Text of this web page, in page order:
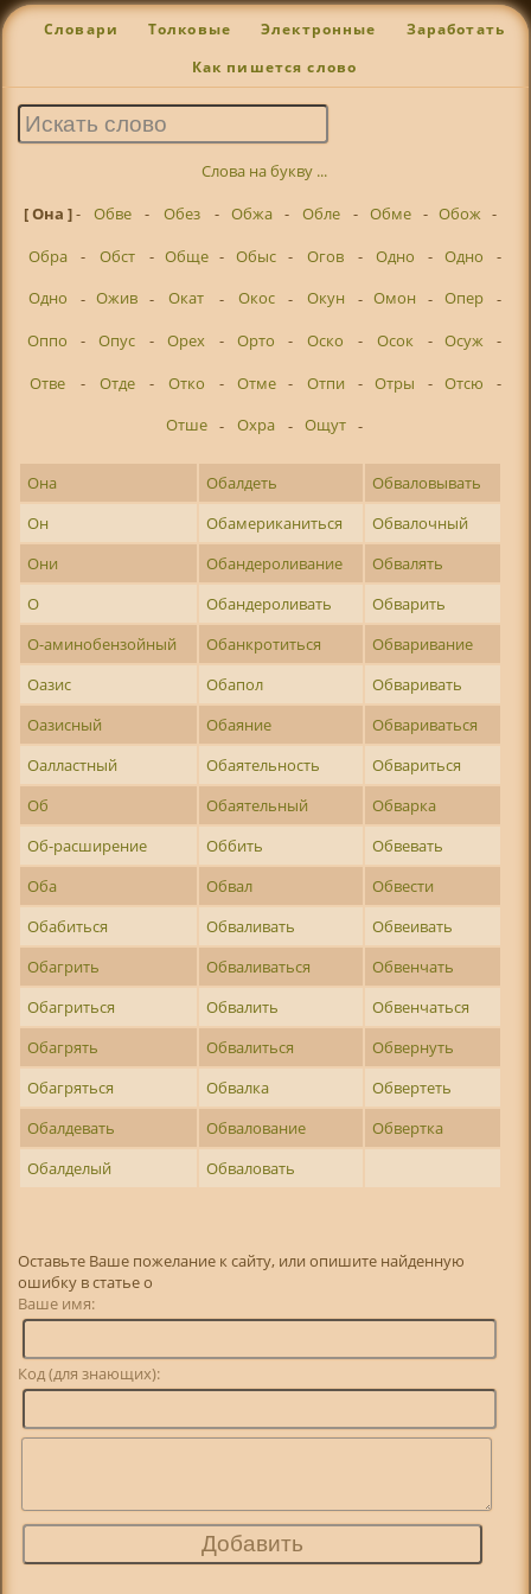
Словари Толковые Электронные Заработать
Как пишется слово
Слова на букву ...
[ Она ]- Обве - Обез - Обжа - Обле - Обме - Обож -
Обра
- Обст - Обще - Обыс - Огов - Одно - Одно
-
Одно
- Ожив - Окат - Окос - Окун - Омон - Опер
-
Оппо
- Опус - Орех - Орто - Оско - Осок - Осуж
-
Отве
- Отде - Отко - Отме - Отпи - Отры - Отсю
-
Отше - Охра - Ощут -
Она Обалдеть
Обваловывать
Он
Обамериканиться
Обвалочный
Они
Обандероливание
Обвалять
О
Обандероливать
Обварить
О-аминобензойный
Обанкротиться
Обваривание
Оазис
Обапол
Обваривать
Оазисный
Обаяние
Обвариваться
Оалластный
Обаятельность
Обвариться
Об
Обаятельный
Обварка
Об-расширение
Оббить
Обвевать
Оба
Обвал
Обвести
Обабиться
Обваливать
Обвеивать
Обагрить
Обваливаться
Обвенчать
Обагриться
Обвалить
Обвенчаться
Обагрять
Обвалиться
Обвернуть
Обагряться
Обвалка
Обвертеть
Обалдевать
Обвалование
Обвертка
Обалделый
Обваловать
Оставьте Ваше пожелание к сайту, или опишите найденную
ошибку в статье о
Ваше имя:
Код (для знающих):